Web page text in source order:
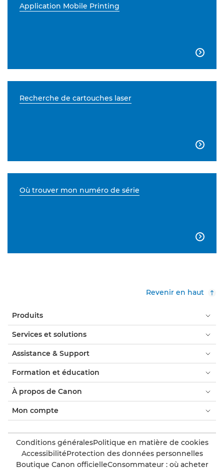
Application Mobile Printing

Recherche de cartouches laser

Où trouver mon numéro de série

Revenir en haut
Produits
Services et solutions
Assistance & Support
Formation et éducation
À propos de Canon
Mon compte
Conditions généralesPolitique en matière de cookies
AccessibilitéProtection des données personnelles
Boutique Canon officielleConsommateur : où acheter